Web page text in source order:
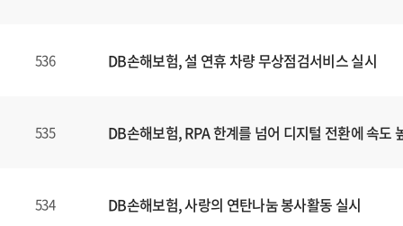
536 DB손해보험, 설 연휴 차량 무상점검서비스 실시
535 DB손해보험, RPA 한계를 넘어 디지털 전환에 속도
534 DB손해보험, 사랑의 연탄나눔 봉사활동 실시